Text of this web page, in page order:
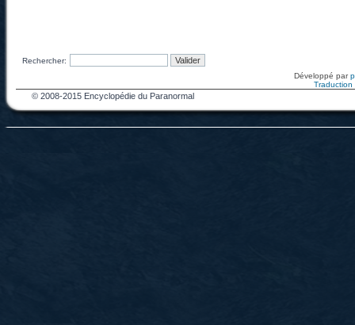
Rechercher:
Développé par
Traduction
© 2008-2015 Encyclopédie du Paranormal